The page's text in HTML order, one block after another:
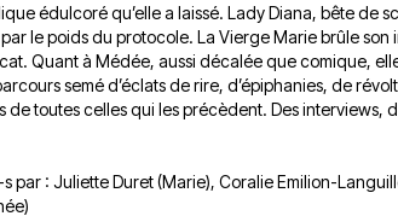
édulcoré qu’elle a laissé. Lady Diana, bête de
le poids du protocole. La Vierge Marie brûle son
Quant à Médée, aussi décalée que comique,
semé d’éclats de rire, d’épiphanies, de
de toutes celles qui les précèdent. Des interviews,
par : Juliette Duret (Marie), Coralie Emilion-